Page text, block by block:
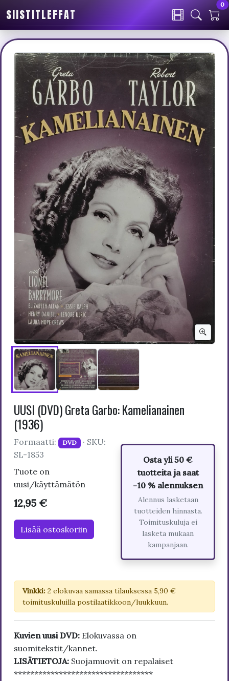
SIISTITLEFFAT
0
UUSI (DVD) Greta Garbo: Kamelianainen
(1936)
Formaatti: DVD · SKU:
SL-1853
Tuote on
uusi/käyttämätön
12,95 €
Lisää ostoskoriin
Osta yli 50 €
tuotteita ja saat
-10 % alennuksen
Alennus lasketaan
tuotteiden hinnasta.
Toimituskuluja ei
lasketa mukaan
kampanjaan.
Vinkki: 2 elokuvaa samassa tilauksessa 5,90 €
toimituskuluilla postilaatikkoon/luukkuun.
Kuvien uusi DVD: Elokuvassa on
suomitekstit/kannet.
LISÄTIETOJA: Suojamuovit on repalaiset
**********************************